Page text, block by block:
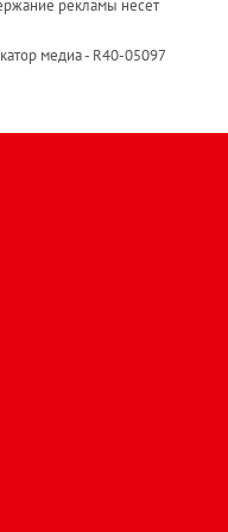
рекламы несет
медиа - R40-05097